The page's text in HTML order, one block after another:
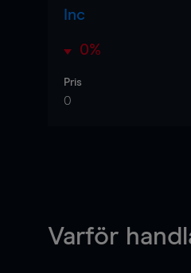
Inc
0%
Pris
0
Varför